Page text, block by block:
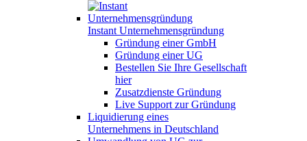
Instant Unternehmensgründung
Gründung einer GmbH
Gründung einer UG
Bestellen Sie Ihre Gesellschaft
hier
Zusatzdienste Gründung
Live Support zur Gründung
Liquidierung eines
Unternehmens in Deutschland